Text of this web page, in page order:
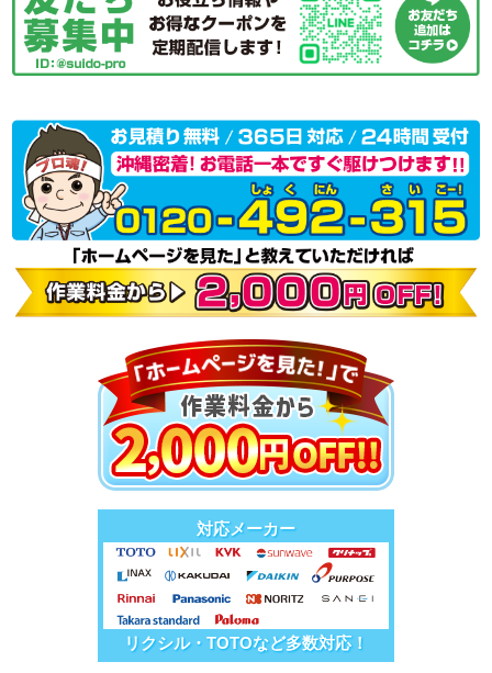
対応メーカー
リクシル・TOTOなど多数対応！